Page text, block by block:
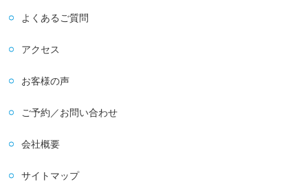
よくあるご質問
アクセス
お客様の声
ご予約／お問い合わせ
会社概要
サイトマップ